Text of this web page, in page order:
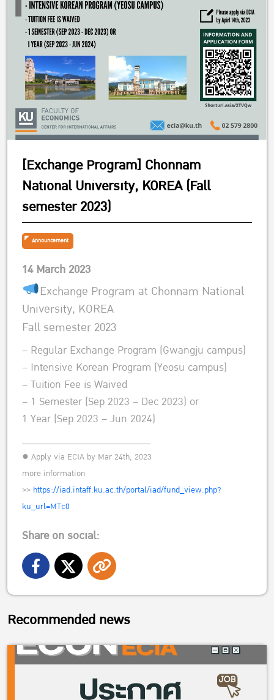
[Exchange Program] Chonnam
National University, KOREA (Fall
semester 2023)
Announcement
14 March 2023
Exchange Program at Chonnam National
University, KOREA
Fall semester 2023
– Regular Exchange Program (Gwangju campus)
– Intensive Korean Program (Yeosu campus)
– Tuition Fee is Waived
– 1 Semester (Sep 2023 – Dec 2023) or
1 Year (Sep 2023 – Jun 2024)
______________________________
● Apply via ECIA by Mar 24th, 2023
more information
>> https://iad.intaff.ku.ac.th/portal/iad/fund_view.php?
ku_url=MTc0
Share on social:
Recommended news